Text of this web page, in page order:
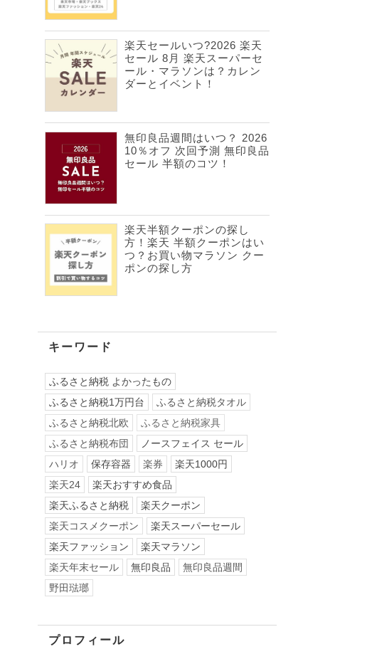
楽天セールいつ?2026 楽天
セール 8月 楽天スーパーセ
ール・マラソンは？カレン
ダーとイベント！
無印良品週間はいつ？ 2026
10％オフ 次回予測 無印良品
セール 半額のコツ！
楽天半額クーポンの探し
方！楽天 半額クーポンはい
つ？お買い物マラソン クー
ポンの探し方
キーワード
ふるさと納税 よかったもの
ふるさと納税1万円台
ふるさと納税タオル
ふるさと納税北欧
ふるさと納税家具
ふるさと納税布団
ノースフェイス セール
ハリオ
保存容器 楽券
楽天1000円
楽天24
楽天おすすめ食品
楽天ふるさと納税
楽天クーポン
楽天コスメクーポン
楽天スーパーセール
楽天ファッション
楽天マラソン
楽天年末セール
無印良品
無印良品週間
野田琺瑯
プロフィール